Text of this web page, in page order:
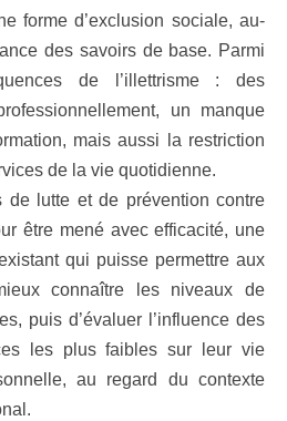
forme d’exclusion sociale, au-
des savoirs de base. Parmi
de l’illettrisme : des
un manque
mais aussi la restriction
de la vie quotidienne.
de lutte et de prévention contre
être mené avec efficacité, une
qui puisse permettre aux
connaître les niveaux de
puis d’évaluer l’influence des
les plus faibles sur leur vie
au regard du contexte